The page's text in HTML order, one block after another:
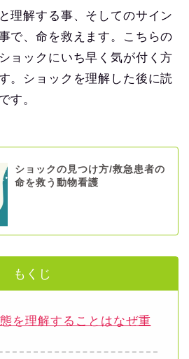
理解する事、そしてのサイン
で、命を救えます。こちらの
ョックにいち早く気が付く方
。ショックを理解した後に読
す。
ショックの見つけ方/救急患者の
命を救う動物看護
もくじ
を理解することはなぜ重